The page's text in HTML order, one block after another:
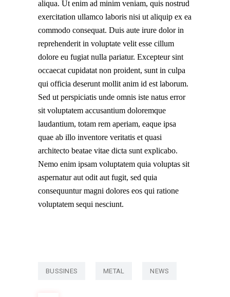
aliqua. Ut enim ad minim veniam, quis nostrud
exercitation ullamco laboris nisi ut aliquip ex ea
commodo consequat. Duis aute irure dolor in
reprehenderit in voluptate velit esse cillum
dolore eu fugiat nulla pariatur. Excepteur sint
occaecat cupidatat non proident, sunt in culpa
qui officia deserunt mollit anim id est laborum.
Sed ut perspiciatis unde omnis iste natus error
sit voluptatem accusantium doloremque
laudantium, totam rem aperiam, eaque ipsa
quae ab illo inventore veritatis et quasi
architecto beatae vitae dicta sunt explicabo.
Nemo enim ipsam voluptatem quia voluptas sit
aspernatur aut odit aut fugit, sed quia
consequuntur magni dolores eos qui ratione
voluptatem sequi nesciunt.
BUSSINES METAL NEWS